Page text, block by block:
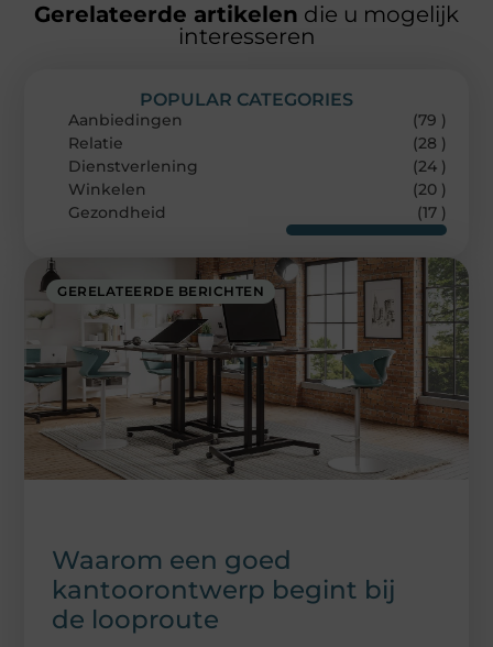
Gerelateerde artikelen die u mogelijk
interesseren
GERELATEERDE BERICHTEN
Waarom een goed
kantoorontwerp begint bij
de looproute
POPULAR CATEGORIES
Aanbiedingen
(79 )
Relatie
(28 )
Dienstverlening
(24 )
Winkelen
(20 )
Gezondheid
(17 )